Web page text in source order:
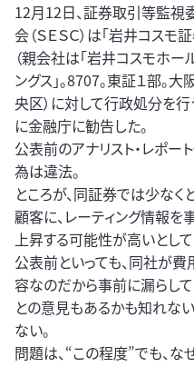
12月12日、証券取引等監視
会（ＳＥＳＣ）は「岩井コスモ証
（親会社は「岩井コスモホー
ングス」。8707。東証１部。大
央区）に対して行政処分を行
に金融庁に勧告した。
公表前のアナリスト・レポ
為は違法。
ところが、同証券では少な
顧客に、レーティング情報
上昇する可能性が高いとし
公表前といっても、同社が
容なのだから事前に漏らし
との意見もあるかも知れな
ない。
問題は、“この程度”でも、な